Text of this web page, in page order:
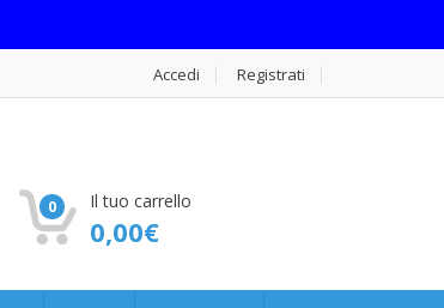
Accedi Registrati
0 Il tuo carrello
0,00€